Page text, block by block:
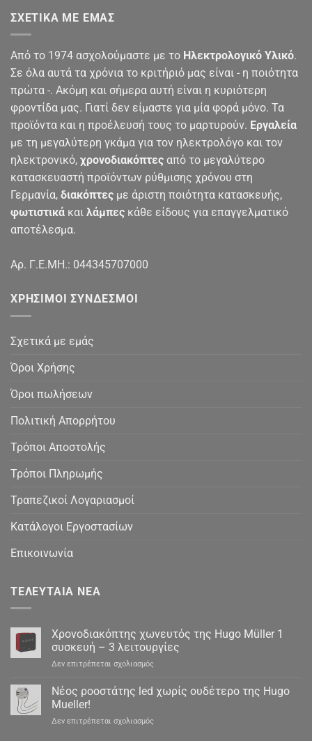
ΣΧΕΤΙΚΆ ΜΕ ΕΜΆΣ
Από το 1974 ασχολούμαστε με το Ηλεκτρολογικό Υλικό.
Σε όλα αυτά τα χρόνια το κριτήριό μας είναι - η ποιότητα
πρώτα -. Ακόμη και σήμερα αυτή είναι η κυριότερη
φροντίδα μας. Γιατί δεν είμαστε για μία φορά μόνο. Τα
προϊόντα και η προέλευσή τους το μαρτυρούν. Εργαλεία
με τη μεγαλύτερη γκάμα για τον ηλεκτρολόγο και τον
ηλεκτρονικό, χρονοδιακόπτες από το μεγαλύτερο
κατασκευαστή προϊόντων ρύθμισης χρόνου στη
Γερμανία, διακόπτες με άριστη ποιότητα κατασκευής,
φωτιστικά και λάμπες κάθε είδους για επαγγελματικό
αποτέλεσμα.
Αρ. Γ.Ε.ΜΗ.: 044345707000
ΧΡΉΣΙΜΟΙ ΣΎΝΔΕΣΜΟΙ
Σχετικά με εμάς
Όροι Χρήσης
Όροι πωλήσεων
Πολιτική Απορρήτου
Τρόποι Αποστολής
Τρόποι Πληρωμής
Τραπεζικοί Λογαριασμοί
Κατάλογοι Εργοστασίων
Επικοινωνία
ΤΕΛΕΥΤΑΊΑ ΝΈΑ
Χρονοδιακόπτης χωνευτός της Hugo Müller 1
συσκευή – 3 λειτουργίες
Δεν επιτρέπεται σχολιασμόςστο
χωνευτός
της
Müller
Νέος ροοστάτης led χωρίς ουδέτερο της Hugo
Mueller!
Δεν επιτρέπεται σχολιασμόςστο